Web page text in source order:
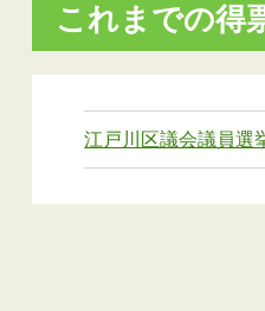
これまでの得
江戸川区議会議員選